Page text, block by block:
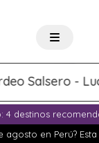
| 4:00PM -
4 destinos
agosto en Perú?